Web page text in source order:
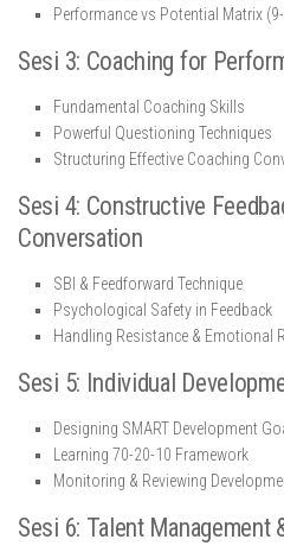
Performance vs Potential Matrix
Sesi 3: Coaching for
Fundamental Coaching Skills
Powerful Questioning Techniques
Structuring Effective Coaching
Sesi 4: Constructive
Conversation
SBI & Feedforward Technique
Psychological Safety in Feedback
Handling Resistance & Emotional
Sesi 5: Individual
Designing SMART Development
Learning 70-20-10 Framework
Monitoring & Reviewing
Sesi 6: Talent Management